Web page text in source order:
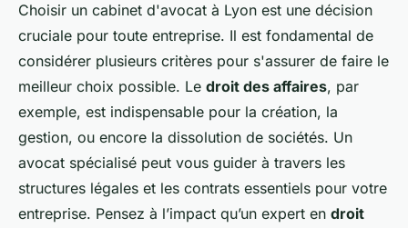
Choisir un cabinet d'avocat à Lyon est une décision
cruciale pour toute entreprise. Il est fondamental de
considérer plusieurs critères pour s'assurer de faire le
meilleur choix possible. Le droit des affaires, par
exemple, est indispensable pour la création, la
gestion, ou encore la dissolution de sociétés. Un
avocat spécialisé peut vous guider à travers les
structures légales et les contrats essentiels pour votre
entreprise. Pensez à l’impact qu’un expert en droit